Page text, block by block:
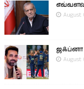
August
August